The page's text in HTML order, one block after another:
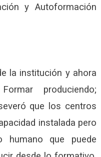
y Autoformación
la institución y ahora
produciendo;
que los centros
instalada pero
que puede